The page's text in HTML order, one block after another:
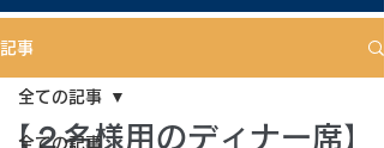
記事
全ての記事
全ての記事
【２名様用のディナー席】